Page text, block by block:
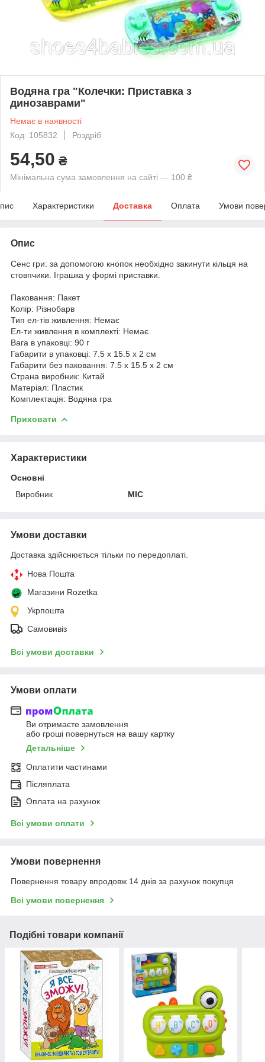
Водяна гра "Колечки: Приставка з
динозаврами"
Немає в наявності
Код: 105832
Роздріб
54,50 ₴
Мінімальна сума замовлення на сайті — 100 ₴
Характеристики Доставка Оплата Умови
Опис
Сенс гри: за допомогою кнопок необхідно закинути кільця на
стовпчики. Іграшка у формі приставки.
Паковання: Пакет
Колір: Різнобарв
Тип ел-тів живлення: Немає
Ел-ти живлення в комплекті: Немає
Вага в упаковці: 90 г
Габарити в упаковці: 7.5 x 15.5 x 2 см
Габарити без паковання: 7.5 x 15.5 x 2 см
Страна виробник: Китай
Матеріал: Пластик
Комплектація: Водяна гра
Приховати
Характеристики
Основні
Виробник
MIC
Умови доставки
Доставка здійснюється тільки по передоплаті.
Нова Пошта
Магазини Rozetka
Укрпошта
Самовивіз
Всі умови доставки
Умови оплати
Ви отримаєте замовлення
або гроші повернуться на вашу картку
Детальніше
Оплатити частинами
Післяплата
Оплата на рахунок
Всі умови оплати
Умови повернення
Повернення товару впродовж 14 днів за рахунок покупця
Всі умови повернення
Подібні товари компанії